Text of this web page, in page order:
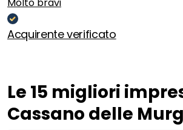
Molto bravi
Acquirente verificato
Le 15 migliori
Cassano delle